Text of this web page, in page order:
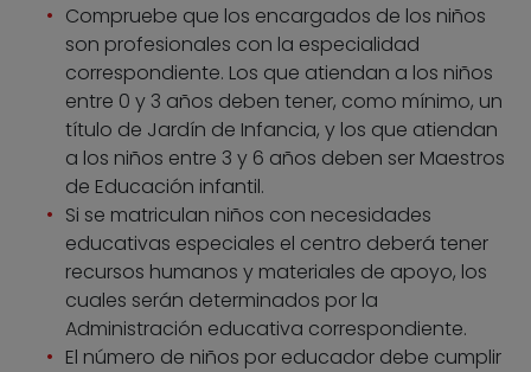
Compruebe que los encargados de los niños
son profesionales con la especialidad
correspondiente. Los que atiendan a los niños
entre 0 y 3 años deben tener, como mínimo, un
título de Jardín de Infancia, y los que atiendan
a los niños entre 3 y 6 años deben ser Maestros
de Educación infantil.
Si se matriculan niños con necesidades
educativas especiales el centro deberá tener
recursos humanos y materiales de apoyo, los
cuales serán determinados por la
Administración educativa correspondiente.
El número de niños por educador debe cumplir